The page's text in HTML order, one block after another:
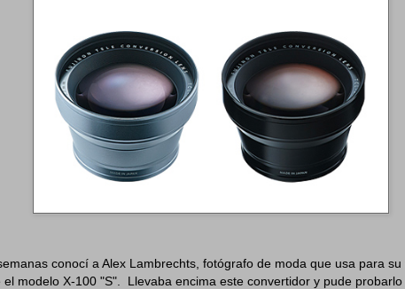
conocí a Alex Lambrechts, fotógrafo de moda que usa para su
el modelo X-100 "S". Llevaba encima este convertidor y pude probarlo